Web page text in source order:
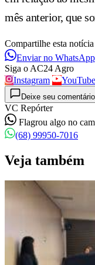
mês anterior, que
Compartilhe esta notícia
Enviar no WhatsApp
Siga o AC24 Agro
Instagram
YouTube
Deixe seu comentário
VC Repórter
Flagrou algo no
(68) 99950-7016
Veja também